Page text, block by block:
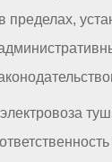
пределах,